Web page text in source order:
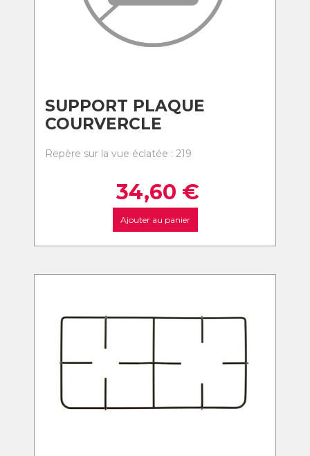
SUPPORT PLAQUE
COURVERCLE
Repère sur la vue éclatée : 219
34,60 €
Ajouter au panier